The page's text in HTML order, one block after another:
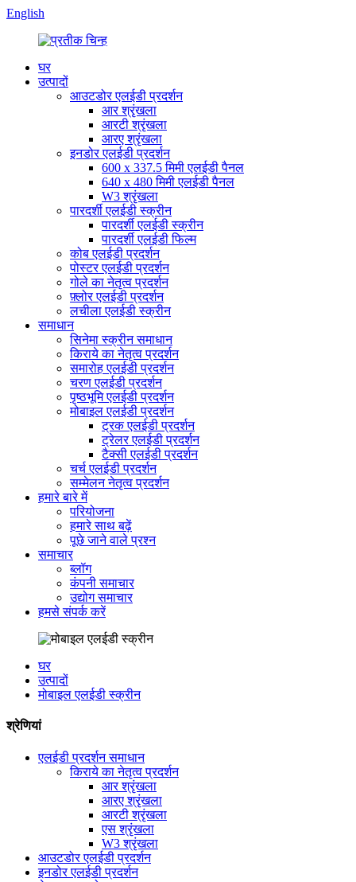
English
घर
उत्पादों
आउटडोर एलईडी प्रदर्शन
आर श्रृंखला
आरटी श्रृंखला
आरए श्रृंखला
इनडोर एलईडी प्रदर्शन
600 x 337.5 मिमी एलईडी पैनल
640 x 480 मिमी एलईडी पैनल
W3 श्रृंखला
पारदर्शी एलईडी स्क्रीन
पारदर्शी एलईडी स्क्रीन
पारदर्शी एलईडी फिल्म
कोब एलईडी प्रदर्शन
पोस्टर एलईडी प्रदर्शन
गोले का नेतृत्व प्रदर्शन
फ़्लोर एलईडी प्रदर्शन
लचीला एलईडी स्क्रीन
समाधान
सिनेमा स्क्रीन समाधान
किराये का नेतृत्व प्रदर्शन
समारोह एलईडी प्रदर्शन
चरण एलईडी प्रदर्शन
पृष्ठभूमि एलईडी प्रदर्शन
मोबाइल एलईडी प्रदर्शन
ट्रक एलईडी प्रदर्शन
ट्रेलर एलईडी प्रदर्शन
टैक्सी एलईडी प्रदर्शन
चर्च एलईडी प्रदर्शन
सम्मेलन नेतृत्व प्रदर्शन
हमारे बारे में
परियोजना
हमारे साथ बढ़ें
पूछे जाने वाले प्रश्न
समाचार
ब्लॉग
कंपनी समाचार
उद्योग समाचार
हमसे संपर्क करें
घर
उत्पादों
मोबाइल एलईडी स्क्रीन
श्रेणियां
एलईडी प्रदर्शन समाधान
किराये का नेतृत्व प्रदर्शन
आर श्रृंखला
आरए श्रृंखला
आरटी श्रृंखला
एस श्रृंखला
W3 श्रृंखला
आउटडोर एलईडी प्रदर्शन
इनडोर एलईडी प्रदर्शन